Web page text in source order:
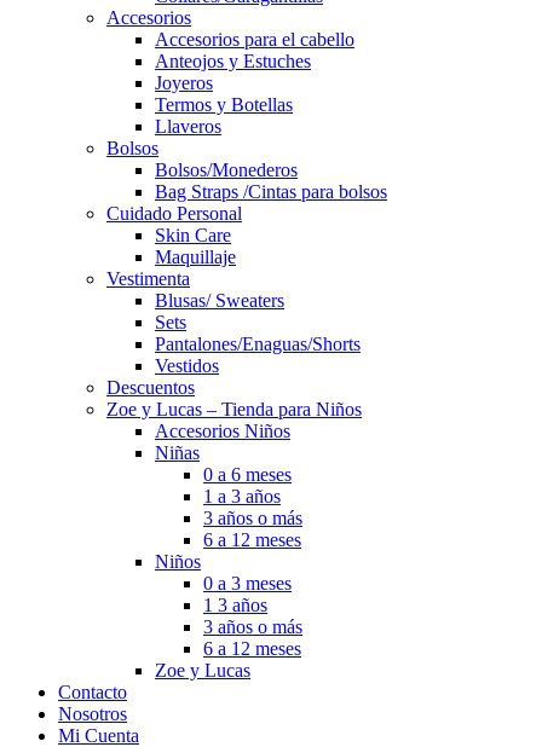
Accesorios
Accesorios para el cabello
Anteojos y Estuches
Joyeros
Termos y Botellas
Llaveros
Bolsos
Bolsos/Monederos
Bag Straps /Cintas para bolsos
Cuidado Personal
Skin Care
Maquillaje
Vestimenta
Blusas/ Sweaters
Sets
Pantalones/Enaguas/Shorts
Vestidos
Descuentos
Zoe y Lucas – Tienda para Niños
Accesorios Niños
Niñas
0 a 6 meses
1 a 3 años
3 años o más
6 a 12 meses
Niños
0 a 3 meses
1 3 años
3 años o más
6 a 12 meses
Zoe y Lucas
Contacto
Nosotros
Mi Cuenta